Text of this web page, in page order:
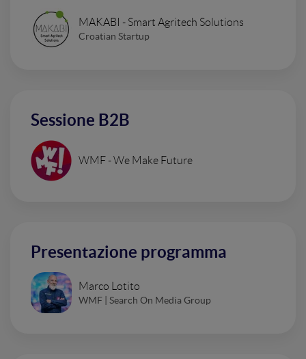
MAKABI - Smart Agritech Solutions
Croatian Startup
Sessione B2B
WMF - We Make Future
Presentazione programma
Marco Lotito
WMF | Search On Media Group